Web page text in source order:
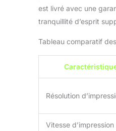
est livré avec une
tranquillité d’esprit
Tableau comparatif
Résolution
Vitesse d’impression